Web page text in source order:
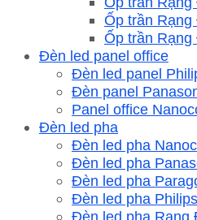
Ốp trần
Ốp trần
Đèn led panel office
Đèn led panel
Đèn panel
Panel office
Đèn led pha
Đèn led pha
Đèn led pha
Đèn led pha
Đèn led pha Philips
Đèn led pha Rạng